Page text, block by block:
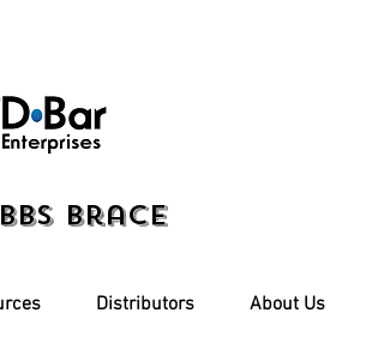
Brace
Distributors About Us